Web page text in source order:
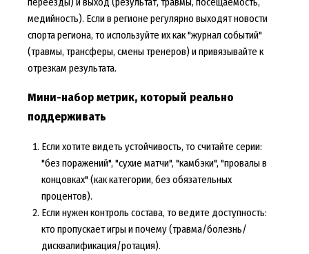
медийность). Если в регионе регулярно выходят новости
спорта региона, то используйте их как "журнал событий"
(травмы, трансферы, смены тренеров) и привязывайте к
отрезкам результата.
Мини-набор метрик, который реально
поддерживать
Если хотите видеть устойчивость, то считайте серии:
"без поражений", "сухие матчи", "камбэки", "провалы в
концовках" (как категории, без обязательных
процентов).
Если нужен контроль состава, то ведите доступность:
кто пропускает игры и почему (травма/болезнь/
дисквалификация/ротация).